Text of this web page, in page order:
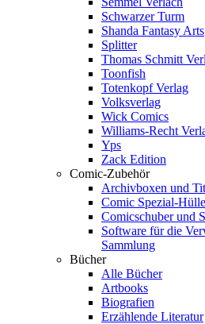
Schwarzer Turm
Shanda Fantasy Arts
Splitter
Thomas Schmitt
Toonfish
Totenkopf Verlag
Volksverlag
Wick Comics
Williams-Recht
Yps
Zack Edition
Comic-Zubehör
Archivboxen und
Comic Spezial-
Comicschuber und
Software für die
Sammlung
Bücher
Alle Bücher
Artbooks
Biografien
Erzählende Literatur